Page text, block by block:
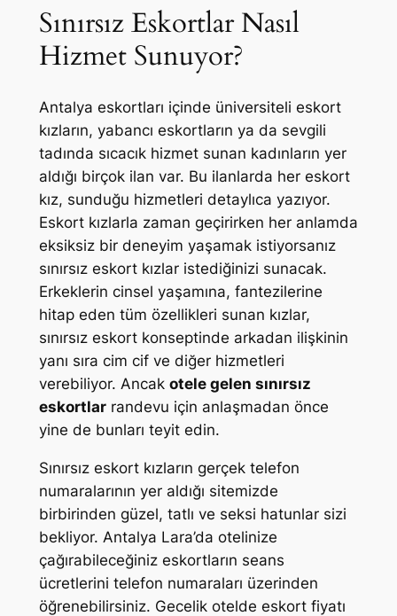
Sınırsız Eskortlar Nasıl
Hizmet Sunuyor?
Antalya eskortları içinde üniversiteli eskort
kızların, yabancı eskortların ya da sevgili
tadında sıcacık hizmet sunan kadınların yer
aldığı birçok ilan var. Bu ilanlarda her eskort
kız, sunduğu hizmetleri detaylıca yazıyor.
Eskort kızlarla zaman geçirirken her anlamda
eksiksiz bir deneyim yaşamak istiyorsanız
sınırsız eskort kızlar istediğinizi sunacak.
Erkeklerin cinsel yaşamına, fantezilerine
hitap eden tüm özellikleri sunan kızlar,
sınırsız eskort konseptinde arkadan ilişkinin
yanı sıra cim cif ve diğer hizmetleri
verebiliyor. Ancak otele gelen sınırsız
eskortlarrandevu için anlaşmadan önce
yine de bunları teyit edin.
Sınırsız eskort kızların gerçek telefon
numaralarının yer aldığı sitemizde
birbirinden güzel, tatlı ve seksi hatunlar sizi
bekliyor. Antalya Lara’da otelinize
çağırabileceğiniz eskortların seans
ücretlerini telefon numaraları üzerinden
öğrenebilirsiniz. Gecelik otelde eskort fiyatı